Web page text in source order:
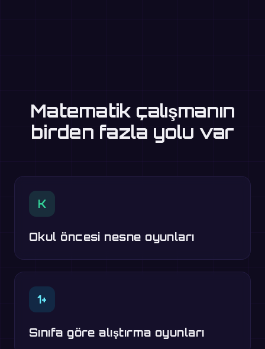
Matematik çalışmanın
birden fazla yolu var
K
Okul öncesi nesne oyunları
1+
Sınıfa göre alıştırma oyunları